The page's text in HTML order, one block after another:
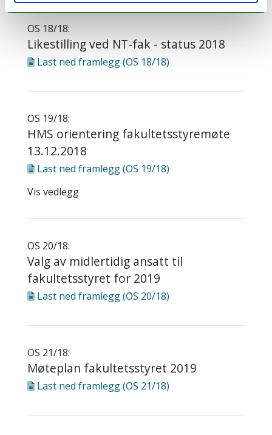
OS 18/18:
Likestilling ved NT-fak - status 2018
Last ned framlegg (OS 18/18)
OS 19/18:
HMS orientering fakultetsstyremøte
13.12.2018
Last ned framlegg (OS 19/18)
Vis vedlegg
OS 20/18:
Valg av midlertidig ansatt til
fakultetsstyret for 2019
Last ned framlegg (OS 20/18)
OS 21/18:
Møteplan fakultetsstyret 2019
Last ned framlegg (OS 21/18)